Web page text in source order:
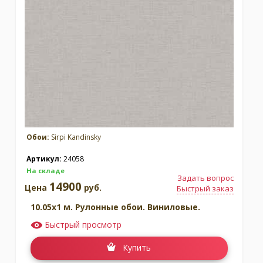
Обои: Sirpi Kandinsky
Артикул: 24058
На складе
Задать вопрос
Быстрый заказ
Цена 14900 руб.
10.05x1 м. Рулонные обои. Виниловые.
Быстрый просмотр
Купить